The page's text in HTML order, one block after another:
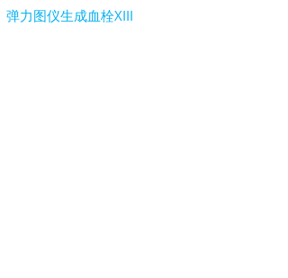
弹力图仪生成血栓XIII